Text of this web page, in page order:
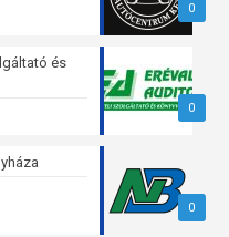
0
0
és
0